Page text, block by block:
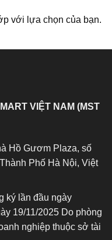
với lựa chọn của bạn.
VIỆT NAM (MST
Hồ Gươm Plaza, số
Phố Hà Nội, Việt
ký lần đầu ngày
19/11/2025 Do phòng
nghiệp thuộc sở tài